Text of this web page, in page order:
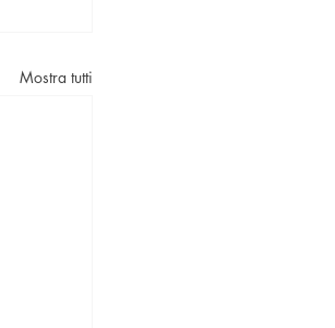
Mostra tutti